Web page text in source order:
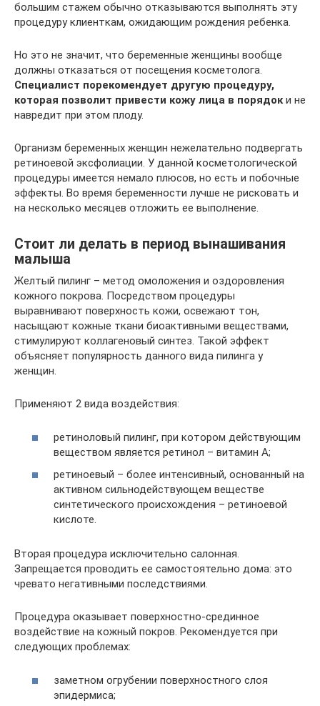
большим стажем обычно отказываются выполнять эту
процедуру клиенткам, ожидающим рождения ребенка.
Но это не значит, что беременные женщины вообще
должны отказаться от посещения косметолога.
Специалист порекомендует другую процедуру,
которая позволит привести кожу лица в порядоки не
навредит при этом плоду.
Организм беременных женщин нежелательно подвергать
ретиноевой эксфолиации. У данной косметологической
процедуры имеется немало плюсов, но есть и побочные
эффекты. Во время беременности лучше не рисковать и
на несколько месяцев отложить ее выполнение.
Стоит ли делать в период вынашивания
малыша
Желтый пилинг – метод омоложения и оздоровления
кожного покрова. Посредством процедуры
выравнивают поверхность кожи, освежают тон,
насыщают кожные ткани биоактивными веществами,
стимулируют коллагеновый синтез. Такой эффект
объясняет популярность данного вида пилинга у
женщин.
Применяют 2 вида воздействия:
ретиноловый пилинг, при котором действующим
веществом является ретинол – витамин A;
ретиноевый – более интенсивный, основанный на
активном сильнодействующем веществе
синтетического происхождения – ретиноевой
кислоте.
Вторая процедура исключительно салонная.
Запрещается проводить ее самостоятельно дома: это
чревато негативными последствиями.
Процедура оказывает поверхностно-срединное
воздействие на кожный покров. Рекомендуется при
следующих проблемах:
заметном огрубении поверхностного слоя
эпидермиса;